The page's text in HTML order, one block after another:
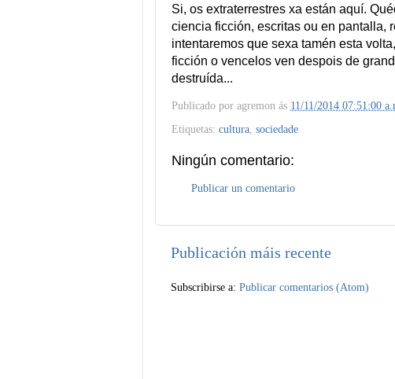
Si, os extraterrestres xa están aquí.
ciencia ficción, escritas ou en pantalla,
intentaremos que sexa tamén esta
ficción o vencelos ven despois de
destruída...
Publicado por agremon ás 11/11/2014 07:51:00
Etiquetas: cultura sociedade
Ningún comentario:
Publicar un comentario
Publicación máis recente
Subscribirse a: Publicar comentarios (Atom)